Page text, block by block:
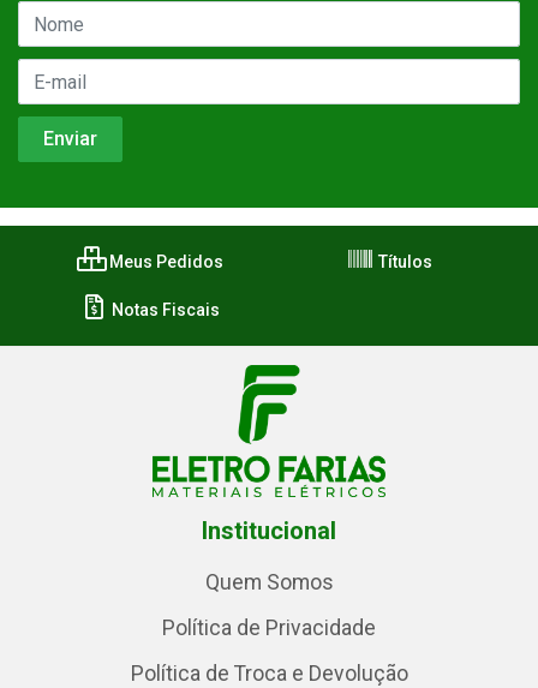
Meus Pedidos Títulos
Notas Fiscais
Institucional
Quem Somos
Política de Privacidade
Política de Troca e Devolução